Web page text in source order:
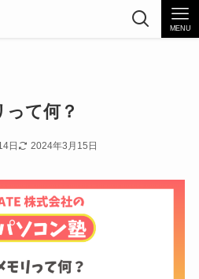
MENU
て何？
日 2024年3月15日